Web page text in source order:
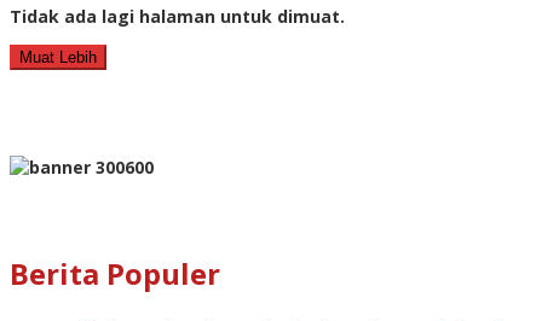
Tidak ada lagi halaman untuk dimuat.
Muat Lebih
Berita Populer